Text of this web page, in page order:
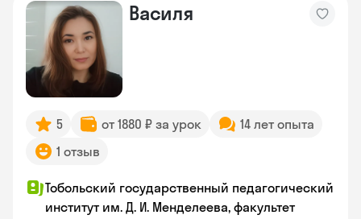
Василя
5 от 1880 ₽ за урок
14 лет опыта
1 отзыв
Тобольский государственный педагогический
институт им. Д. И. Менделеева, факультет